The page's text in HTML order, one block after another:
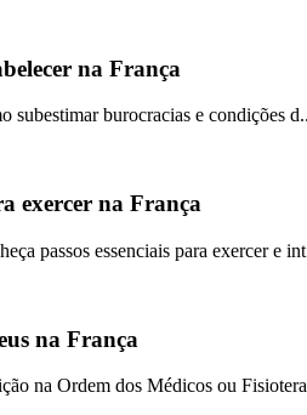
na França
subestimar burocracias e condições
exercer na França
passos essenciais para exercer e
na França
na Ordem dos Médicos ou